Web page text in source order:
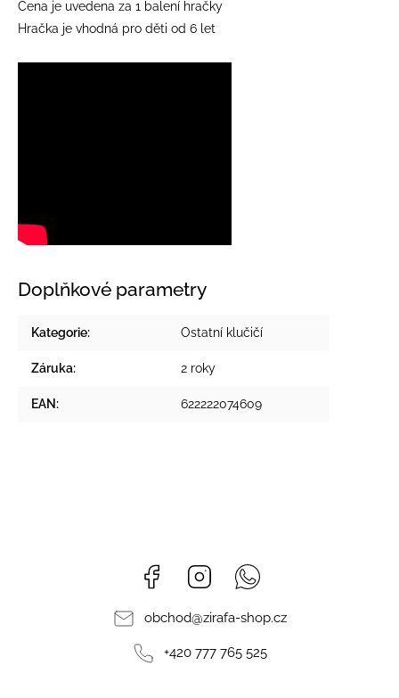
Cena je uvedena za 1 balení hračky
Hračka je vhodná pro děti od 6 let
Doplňkové parametry
Kategorie: Ostatní klučičí
Záruka: 2 roky
EAN: 622222074609
Facebook Instagram
obchod@zirafa-shop.cz
+420 777 765 525